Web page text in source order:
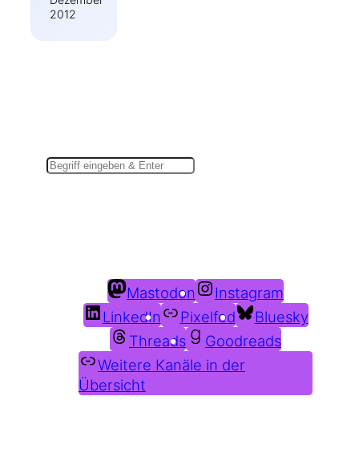
2012
Mastodon
Instagram
LinkedIn
Pixelfed
Bluesky
Threads
Goodreads
Weitere Kanäle in der
Übersicht